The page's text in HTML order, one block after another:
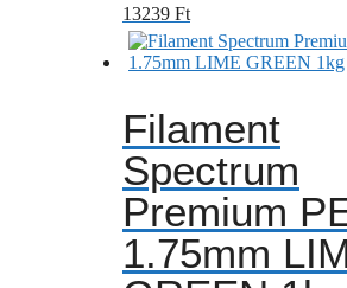
13239 Ft
Filament
Spectrum
Premium
1.75mm